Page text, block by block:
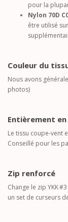
pour la
Nylon 70D
être utilisé
Couleur du
Nous avons
photos)
Entièrement
Le tissu coupe-vent
Conseillé pour les
Zip renforcé
Change le zip YKK
un set de curseurs